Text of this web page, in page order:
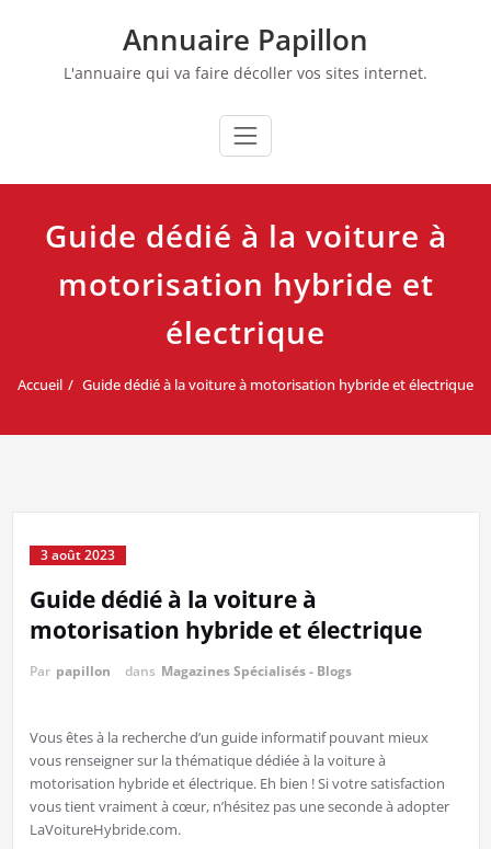
Annuaire Papillon
L'annuaire qui va faire décoller vos sites internet.
Guide dédié à la voiture à
motorisation hybride et
électrique
Accueil Guide dédié à la voiture à motorisation hybride et électrique
3 août 2023
Guide dédié à la voiture à
motorisation hybride et électrique
Par papillon dans Magazines Spécialisés - Blogs
Vous êtes à la recherche d’un guide informatif pouvant mieux
vous renseigner sur la thématique dédiée à la voiture à
motorisation hybride et électrique. Eh bien ! Si votre satisfaction
vous tient vraiment à cœur, n’hésitez pas une seconde à adopter
LaVoitureHybride.com.